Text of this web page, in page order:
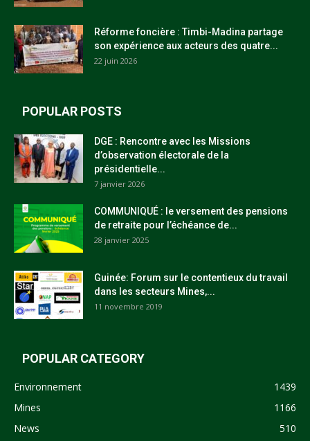
Réforme foncière : Timbi-Madina partage
son expérience aux acteurs des quatre...
22 juin 2026
POPULAR POSTS
DGE : Rencontre avec les Missions
d’observation électorale de la
présidentielle...
7 janvier 2026
COMMUNIQUÉ : le versement des pensions
de retraite pour l’échéance de...
28 janvier 2025
Guinée: Forum sur le contentieux du travail
dans les secteurs Mines,...
11 novembre 2019
POPULAR CATEGORY
Environnement
1439
Mines
1166
News
510